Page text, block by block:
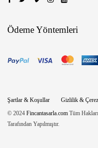
Ödeme Yöntemleri
Şartlar & Koşullar Gizlilik &
© 2024 Fincantasarla.com Tüm
Tarafından Yapılmıştır.